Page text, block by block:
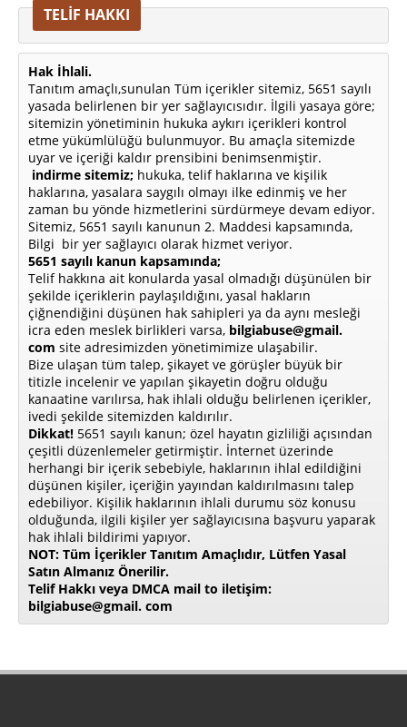
TELİF HAKKI
Hak İhlali.
Tanıtım amaçlı,sunulan Tüm içerikler sitemiz, 5651 sayılı
yasada belirlenen bir yer sağlayıcısıdır. İlgili yasaya göre;
sitemizin yönetiminin hukuka aykırı içerikleri kontrol
etme yükümlülüğü bulunmuyor. Bu amaçla sitemizde
uyar ve içeriği kaldır prensibini benimsenmiştir.
indirme sitemiz; hukuka, telif haklarına ve kişilik
haklarına, yasalara saygılı olmayı ilke edinmiş ve her
zaman bu yönde hizmetlerini sürdürmeye devam ediyor.
Sitemiz, 5651 sayılı kanunun 2. Maddesi kapsamında,
Bilgi bir yer sağlayıcı olarak hizmet veriyor.
5651 sayılı kanun kapsamında;
Telif hakkına ait konularda yasal olmadığı düşünülen bir
şekilde içeriklerin paylaşıldığını, yasal hakların
çiğnendiğini düşünen hak sahipleri ya da aynı mesleği
icra eden meslek birlikleri varsa, bilgiabuse@gmail.
com site adresimizden yönetimimize ulaşabilir.
Bize ulaşan tüm talep, şikayet ve görüşler büyük bir
titizle incelenir ve yapılan şikayetin doğru olduğu
kanaatine varılırsa, hak ihlali olduğu belirlenen içerikler,
ivedi şekilde sitemizden kaldırılır.
Dikkat! 5651 sayılı kanun; özel hayatın gizliliği açısından
çeşitli düzenlemeler getirmiştir. İnternet üzerinde
herhangi bir içerik sebebiyle, haklarının ihlal edildiğini
düşünen kişiler, içeriğin yayından kaldırılmasını talep
edebiliyor. Kişilik haklarının ihlali durumu söz konusu
olduğunda, ilgili kişiler yer sağlayıcısına başvuru yaparak
hak ihlali bildirimi yapıyor.
NOT: Tüm İçerikler Tanıtım Amaçlıdır, Lütfen Yasal
Satın Almanız Önerilir.
Telif Hakkı veya DMCA mail to iletişim:
bilgiabuse@gmail. com